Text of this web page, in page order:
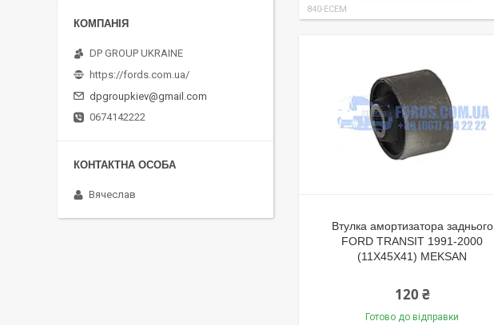
840-ECEM
Втулка амортизатора заднього
FORD TRANSIT 1991-2000
(11X45X41) MEKSAN
120 ₴
Готово до відправки
DP GROUP UKRAINE
https://fords.com.ua/
dpgroupkiev@gmail.com
0674142222
Вячеслав